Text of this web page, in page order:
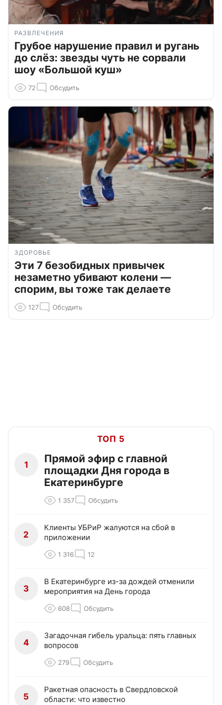
РАЗВЛЕЧЕНИЯ
Грубое нарушение правил и ругань
до слёз: звезды чуть не сорвали
шоу «Большой куш»
72 Обсудить
ЗДОРОВЬЕ
Эти 7 безобидных привычек
незаметно убивают колени —
спорим, вы тоже так делаете
127 Обсудить
ТОП 5
1
Прямой эфир с главной
площадки Дня города в
Екатеринбурге
1 357 Обсудить
2
Клиенты УБРиР жалуются на сбой в
приложении
1 316 12
3
В Екатеринбурге из-за дождей отменили
мероприятия на День города
608 Обсудить
4
Загадочная гибель уральца: пять главных
вопросов
279 Обсудить
5
Ракетная опасность в Свердловской
области: что известно